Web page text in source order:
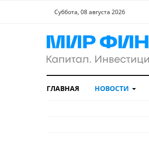
Суббота, 08 августа 2026
ГЛАВНАЯ НОВОСТИ